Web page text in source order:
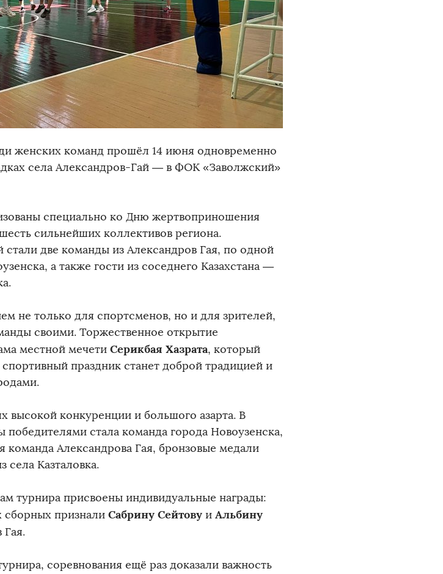
женских команд прошёл 14 июня одновременно
села Александров-Гай — в ФОК «Заволжский»
специально ко Дню жертвоприношения
сильнейших коллективов региона.
стали две команды из Александров Гая, по одной
а также гости из соседнего Казахстана —
не только для спортсменов, но и для зрителей,
своими. Торжественное открытие
местной мечети Серикбая Хазрата, который
праздник станет доброй традицией и
высокой конкуренции и большого азарта. В
победителями стала команда города Новоузенска,
команда Александрова Гая, бронзовые медали
села Казталовка.
турнира присвоены индивидуальные награды:
признали Сабрину Сейтову и Альбину
Гая.
соревнования ещё раз доказали важность